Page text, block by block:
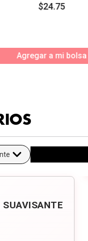
$24.75
Agregar a mi bolsa